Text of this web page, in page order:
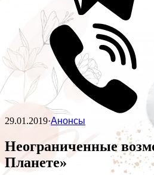
29.01.2019·Анонсы
Неограниченные
Планете»